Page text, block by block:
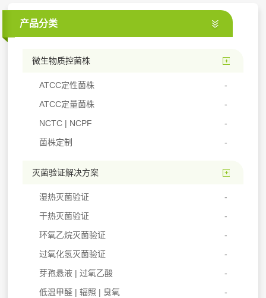
产品分类
微生物质控菌株
ATCC定性菌株
ATCC定量菌株
NCTC | NCPF
菌株定制
灭菌验证解决方案
湿热灭菌验证
干热灭菌验证
环氧乙烷灭菌验证
过氧化氢灭菌验证
芽孢悬液 | 过氧乙酸
低温甲醛 | 辐照 | 臭氧